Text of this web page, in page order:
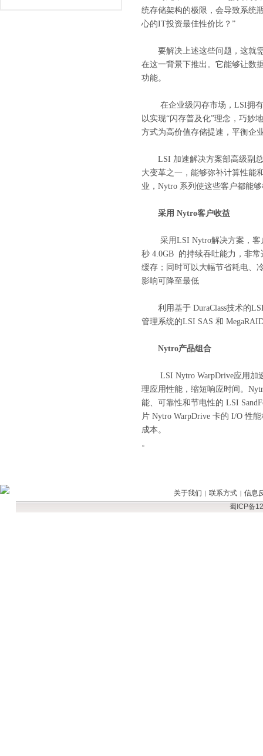
统存储架构的极限，会导致系统
心的IT投资最佳性价比？ ”
要解决上述这些问题，这就需
在这一背景下推出。它能够让数
功能。
在企业级闪存市场， LSI拥
以实现“闪存普及化”理念，巧妙
方式为高价值存储提速，平衡企
LSI 加速解决方案部高级副
大变革之一，能够弥补计算性能
业， Nytro 系列使这些客户都能
采用 Nytro客户收益
采用LSI Nytro解决方案，
秒 4.0GB 的持续吞吐能力，非
缓存；同时可以大幅节省耗电、
影响可降至最低
利用基于 DuraClass技术的
管理系统的LSI SAS 和
Nytro产品组合
LSI Nytro WarpDrive应用加
理应用性能，缩短响应时间。
能、可靠性和节电性的 LSI
片 Nytro WarpDrive 卡的 I/O性能
成本。
。
关于我们 | 联系方式 | 信息
蜀ICP备